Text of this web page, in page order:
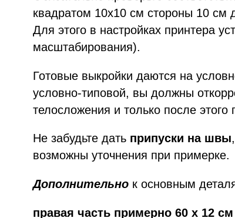
квадратом 10х10 см стороны 10 см
Для этого в настройках принтера
масштабирования).
Готовые выкройки даются на
условно-типовой, вы должны
телосложения и только после этого
Не забудьте дать припуски на швы
возможны уточнения при примерке.
Дополнительно к основным
правая часть примерно 60 х 12 см